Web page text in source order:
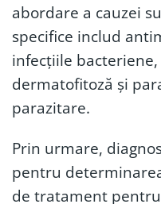
abordare a cauzei
specifice includ
infecțiile
dermatofitoză și
parazitare.
Prin urmare,
pentru
de tratament